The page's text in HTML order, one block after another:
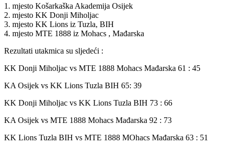
1. mjesto Košarkaška Akademija Osijek
2. mjesto KK Donji Miholjac
3. mjesto KK Lions iz Tuzla, BIH
4. mjesto MTE 1888 iz Mohacs , Mađarska
Rezultati utakmica su sljedeći :
KK Donji Miholjac vs MTE 1888 Mohacs Mađarska 61 : 45
KA Osijek vs KK Lions Tuzla BIH 65: 39
KK Donji Miholjac vs KK Lions Tuzla BIH 73 : 66
KA Osijek vs MTE 1888 Mohacs Mađarska 92 : 73
KK Lions Tuzla BIH vs MTE 1888 MOhacs Mađarska 63 : 51